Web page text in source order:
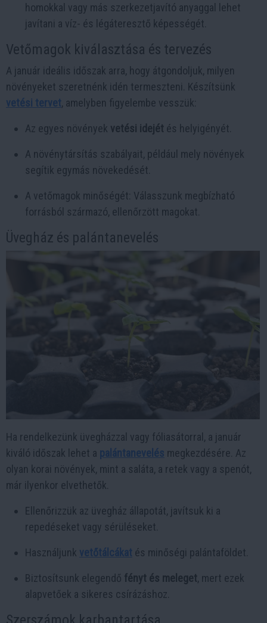
homokkal vagy más szerkezetjavító anyaggal lehet
javítani a víz- és légáteresztő képességét.
Vetőmagok kiválasztása és tervezés
A január ideális időszak arra, hogy átgondoljuk, milyen
növényeket szeretnénk idén termeszteni. Készítsünk
vetési tervet, amelyben figyelembe vesszük:
Az egyes növények vetési idejét és helyigényét.
A növénytársítás szabályait, például mely növények
segítik egymás növekedését.
A vetőmagok minőségét: Válasszunk megbízható
forrásból származó, ellenőrzött magokat.
Üvegház és palántanevelés
Ha rendelkezünk üvegházzal vagy fóliasátorral, a január
kiváló időszak lehet a palántanevelés megkezdésére. Az
olyan korai növények, mint a saláta, a retek vagy a spenót,
már ilyenkor elvethetők.
Ellenőrizzük az üvegház állapotát, javítsuk ki a
repedéseket vagy sérüléseket.
Használjunk vetőtálcákat és minőségi palántaföldet.
Biztosítsunk elegendő fényt és meleget, mert ezek
alapvetőek a sikeres csírázáshoz.